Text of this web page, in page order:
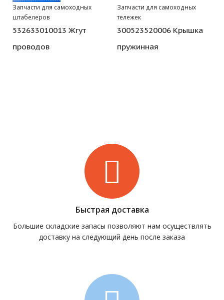
Запчасти для самоходных
штабелеров
532633010013 Жгут
проводов
Запчасти для самоходных
тележек
300523520006 Крышка
пружинная
Быстрая доставка
Большие складские запасы позволяют нам осуществлять
доставку на следующий день после заказа